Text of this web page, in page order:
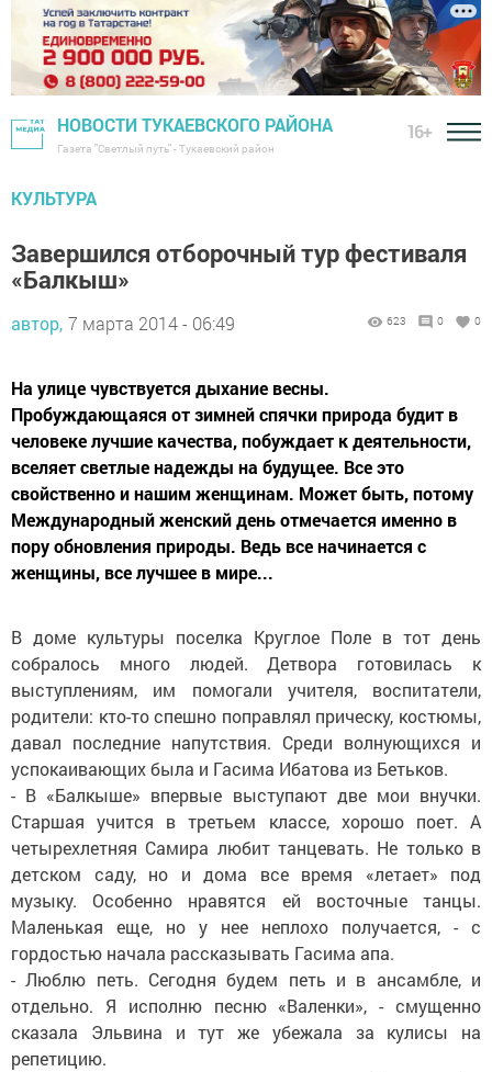
НОВОСТИ ТУКАЕВСКОГО РАЙОНА
Газета "Светлый путь" - Тукаевский район
16+
КУЛЬТУРА
Завершился отборочный тур фестиваля
«Балкыш»
автор, 7 марта 2014 - 06:49 623 0 0
На улице чувствуется дыхание весны.
Пробуждающаяся от зимней спячки природа будит в
человеке лучшие качества, побуждает к деятельности,
вселяет светлые надежды на будущее. Все это
свойственно и нашим женщинам. Может быть, потому
Международный женский день отмечается именно в
пору обновления природы. Ведь все начинается с
женщины, все лучшее в мире...
В доме культуры поселка Круглое Поле в тот день
собралось много людей. Детвора готовилась к
выступлениям, им помогали учителя, воспитатели,
родители: кто-то спешно поправлял прическу, костюмы,
давал последние напутствия. Среди волнующихся и
успокаивающих была и Гасима Ибатова из Бетьков.
- В «Балкыше» впервые выступают две мои внучки.
Старшая учится в третьем классе, хорошо поет. А
четырехлетняя Самира любит танцевать. Не только в
детском саду, но и дома все время «летает» под
музыку. Особенно нравятся ей восточные танцы.
Маленькая еще, но у нее неплохо получается, - с
гордостью начала рассказывать Гасима апа.
- Люблю петь. Сегодня будем петь и в ансамбле, и
отдельно. Я исполню песню «Валенки», - смущенно
сказала Эльвина и тут же убежала за кулисы на
репетицию.